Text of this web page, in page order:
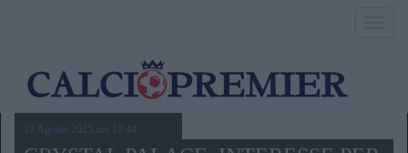
18 Agosto 2025,ore 10.44